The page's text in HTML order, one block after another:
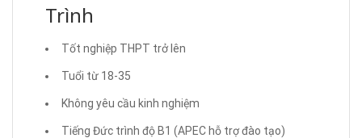
Trình
Tốt nghiệp THPT trở lên
Tuổi từ 18-35
Không yêu cầu kinh nghiệm
Tiếng Đức trình độ B1 (APEC hỗ trợ đào tạo)